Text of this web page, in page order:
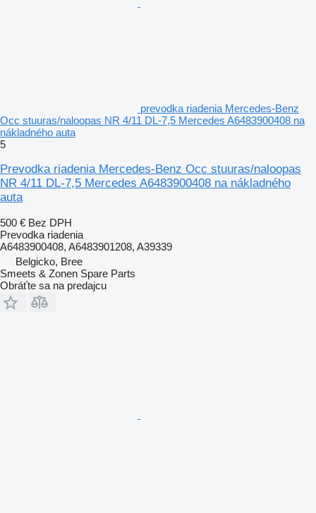
prevodka riadenia Mercedes-Benz
Occ stuuras/naloopas NR 4/11 DL-7,5 Mercedes A6483900408 na
nákladného auta
5
Prevodka riadenia Mercedes-Benz Occ stuuras/naloopas
NR 4/11 DL-7,5 Mercedes A6483900408 na nákladného
auta
500 € Bez DPH
Prevodka riadenia
A6483900408, A6483901208, A39339
Belgicko, Bree
Smeets & Zonen Spare Parts
Obráťte sa na predajcu